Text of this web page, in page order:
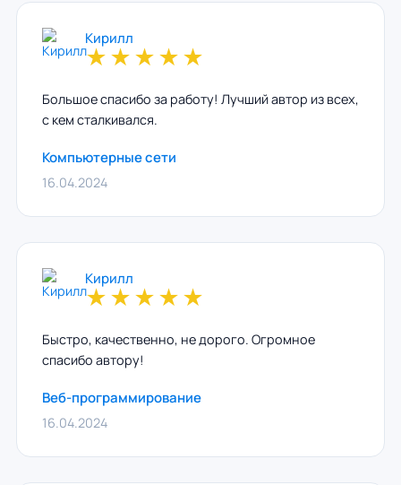
Кирилл
★★★★★
Большое спасибо за работу! Лучший автор из всех,
с кем сталкивался.
Компьютерные сети
16.04.2024
Кирилл
★★★★★
Быстро, качественно, не дорого. Огромное
спасибо автору!
Веб-программирование
16.04.2024